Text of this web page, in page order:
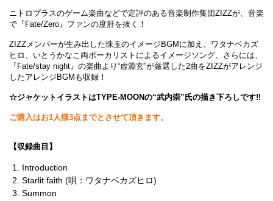
ニトロプラスのゲーム楽曲などで定評のある音楽制作集団ZIZZが、音楽
で『Fate/Zero』ファンの度肝を抜く！
ZIZZメンバーが生み出した珠玉のイメージBGMに加え、ワタナベカズ
ヒロ、いとうかなこ両ボーカリストによるイメージソング、さらには、
『Fate/stay night』の楽曲より“虚淵玄”が厳選した2曲をZIZZがアレンジ
したアレンジBGMも収録！
☆ジャケットイラストはTYPE-MOONの“武内崇”氏の描き下ろしです!!
ご購入はお1人様3点までとさせて頂きます。
【収録曲目】
Introduction
Starlit faith (唄：ワタナベカズヒロ)
Summon